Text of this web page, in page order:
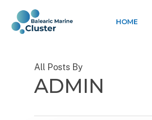
main
HOME
All Posts By
ADMIN